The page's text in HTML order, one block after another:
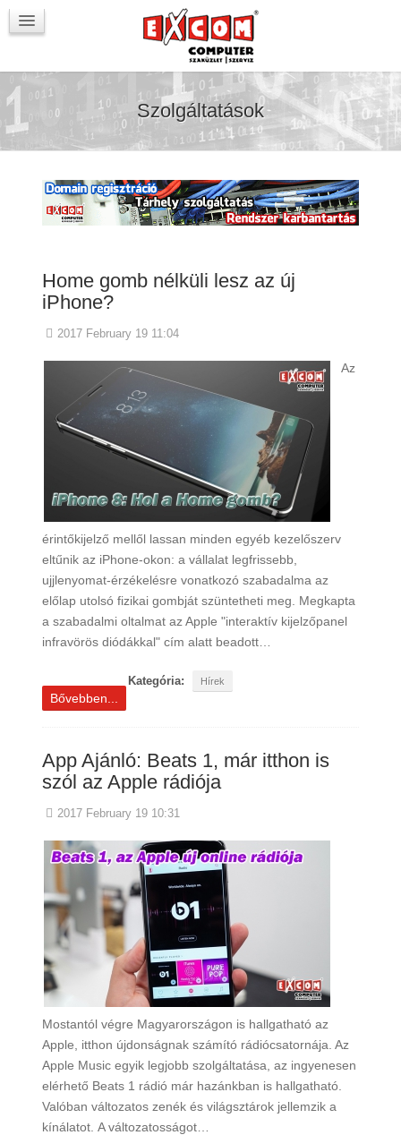
VörösmartyKOCKA
Szolgáltatások
Home gomb nélküli lesz az új
iPhone?
2017 February 19 11:04
Az
érintőkijelző mellől lassan minden egyéb kezelőszerv
eltűnik az iPhone-okon: a vállalat legfrissebb,
ujjlenyomat-érzékelésre vonatkozó szabadalma az
előlap utolsó fizikai gombját szüntetheti meg. Megkapta
a szabadalmi oltalmat az Apple "interaktív kijelzőpanel
infravörös diódákkal" cím alatt beadott…
Kategória: Hírek
Bővebben...
App Ajánló: Beats 1, már itthon is
szól az Apple rádiója
2017 February 19 10:31
Mostantól végre Magyarországon is hallgatható az
Apple, itthon újdonságnak számító rádiócsatornája. Az
Apple Music egyik legjobb szolgáltatása, az ingyenesen
elérhető Beats 1 rádió már hazánkban is hallgatható.
Valóban változatos zenék és világsztárok jellemzik a
kínálatot. A változatosságot…